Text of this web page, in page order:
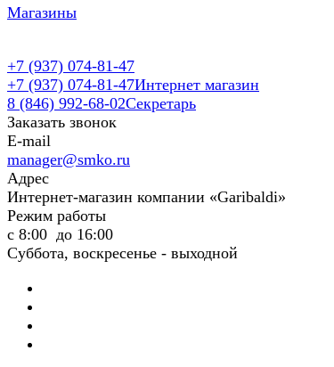
Магазины
+7 (937) 074-81-47
+7 (937) 074-81-47Интернет магазин
8 (846) 992-68-02Секретарь
Заказать звонок
E-mail
manager@smko.ru
Адрес
Интернет-магазин компании «Garibaldi»
Режим работы
с 8:00 до 16:00
Суббота, воскресенье - выходной